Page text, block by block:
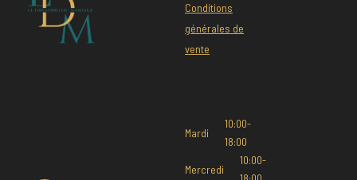
Conditions
générales de
vente
Mardi
10:00-
18:00
Mercredi
10:00-